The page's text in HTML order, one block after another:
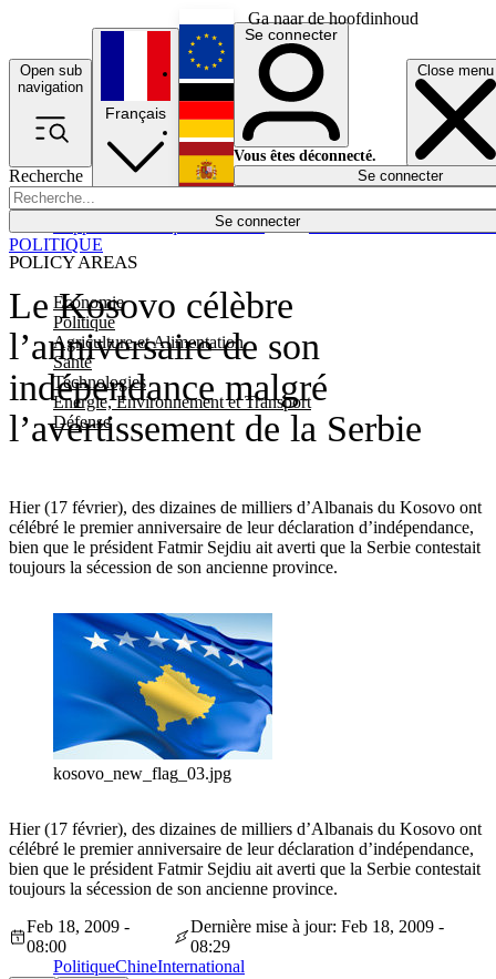
Ga naar de hoofdinhoud
Open sub
navigation
Close menu
Recherche
Se connecter
POLICY AREAS
Economie
Politique
Agriculture et Alimentation
Santé
Technologies
Energie, Environnement et Transport
Défense
Économie
Français
English
Deutsch
Español
Se connecter
Vous êtes déconnecté.
Se connecter
Le Kosovo célèbre
l’anniversaire de son
indépendance malgré
l’avertissement de la Serbie
Hier (17 février), des dizaines de milliers d’Albanais du Kosovo ont
célébré le premier anniversaire de leur déclaration d’indépendance,
bien que le président Fatmir Sejdiu ait averti que la Serbie contestait
toujours la sécession de son ancienne province.
POLITIQUE
kosovo_new_flag_03.jpg
Hier (17 février), des dizaines de milliers d’Albanais du Kosovo ont
célébré le premier anniversaire de leur déclaration d’indépendance,
bien que le président Fatmir Sejdiu ait averti que la Serbie contestait
toujours la sécession de son ancienne province.
Feb 18, 2009 -
08:00
Dernière mise à jour: Feb 18, 2009 -
08:29
PolitiqueChineInternational